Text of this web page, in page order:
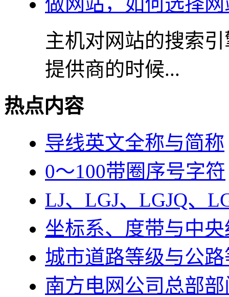
主机对网站的搜索
提供商的时候...
热点内容
导线英文全称与简称
0～100带圈序号字符
LJ、LGJ、LGJQ、
坐标系、度带与中
城市道路等级与公
南方电网公司总部